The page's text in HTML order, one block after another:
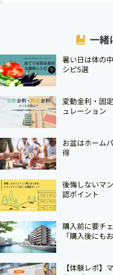
一緒
暑い日は体の
シピ5選
変動金利・固
ュレーション
お盆はホーム
得
後悔しないマ
認ポイント
購入前に要チ
「購入後にも
【体験レポ】